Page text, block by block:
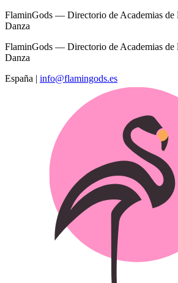
FlaminGods — Directorio de Academias de
Danza
FlaminGods — Directorio de Academias de
Danza
España | info@flamingods.es